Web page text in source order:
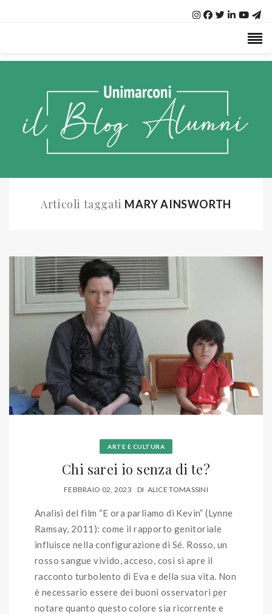
Articoli taggati MARY AINSWORTH
ARTE E CULTURA
Chi sarei io senza di te?
FEBBRAIO 02, 2023 DI ALICE TOMASSINI
Analisi del film “E ora parliamo di Kevin” (Lynne
Ramsay, 2011): come il rapporto genitoriale
influisce nella configurazione di Sé. Rosso, un
rosso sangue vivido, acceso, così si apre il
racconto turbolento di Eva e della sua vita. Non
è necessario essere dei buoni osservatori per
notare quanto questo colore sia ricorrente e